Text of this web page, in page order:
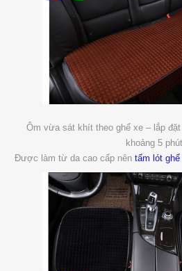
Ôm vừa sát khít theo ghế xe – lắp
khoảng 5 phút.
Được làm từ da cao cấp nên tấm lót ghế